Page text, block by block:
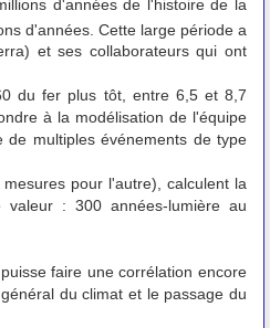
d'années de l'histoire de la
d'années. Cette large période a
et ses collaborateurs qui ont
du fer plus tôt, entre 6,5 et 8,7
à la modélisation de l'équipe
de multiples événements de type
pour l'autre), calculent la
: 300 années-lumière au
faire une corrélation encore
du climat et le passage du